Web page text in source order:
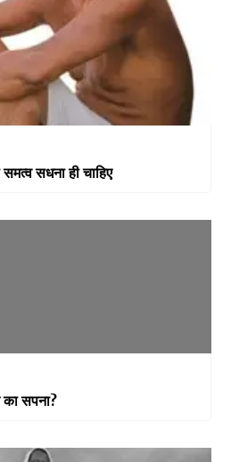
सधना ही चाहिए
सपना?